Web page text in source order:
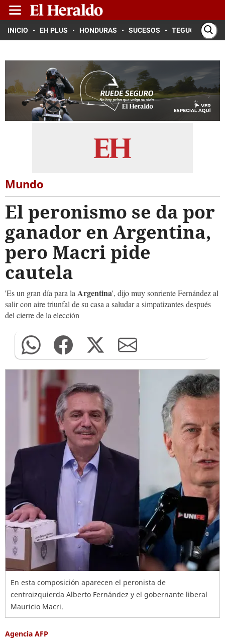
INICIO EH PLUS HONDURAS SUCESOS TEGUCIGALPA
Mundo
El peronismo se da por
ganador en Argentina,
pero Macri pide
cautela
'Es un gran día para la Argentina', dijo muy sonriente Fernández al
salir con aire triunfal de su casa a saludar a simpatizantes después
del cierre de la elección
En esta composición aparecen el peronista de
centroizquierda Alberto Fernández y el gobernante liberal
Mauricio Macri.
Agencia AFP